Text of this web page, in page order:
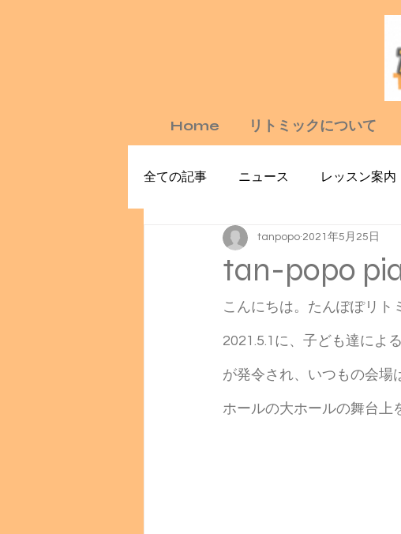
Home リトミックについて
全ての記事 ニュース レッスン案内
tan-popo
tanpopo 2021年5月25日
こんにちは。たんぽぽリト
2021.5.1に、子ども達によ
が発令され、いつもの会場
ホールの大ホールの舞台上